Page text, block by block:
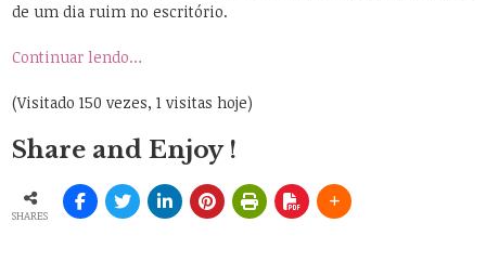
de um dia ruim no escritório.
Continuar lendo…
(Visitado 150 vezes, 1 visitas hoje)
Share and Enjoy !
SHARES